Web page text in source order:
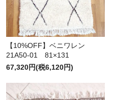
【10%OFF】ベニワレン
21A50-01 81×131
67,320円(税6,120円)